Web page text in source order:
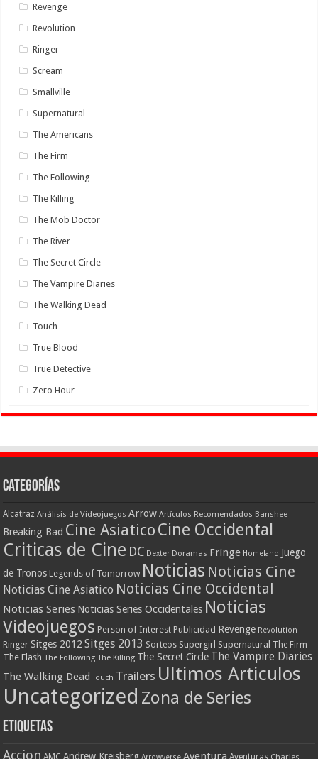
Revenge
Revolution
Ringer
Scream
Smallville
Supernatural
The Americans
The Firm
The Following
The Killing
The Mob Doctor
The River
The Secret Circle
The Vampire Diaries
The Walking Dead
Touch
True Blood
True Detective
Zero Hour
Categorías
Alcatraz Análisis de Videojuegos Arrow Artículos Recomendados Banshee
Breaking Bad Cine AsiaticoCine Occidental
Criticas de Cine DC Dexter Doramas Fringe Homeland Juego
de Tronos Legends of Tomorrow Noticias Noticias Cine
Noticias Cine Asiatico Noticias Cine Occidental
Noticias Series Noticias Series Occidentales Noticias
Videojuegos Person of Interest Publicidad Revenge Revolution
Ringer Sitges 2012 Sitges 2013 Sorteos Supergirl Supernatural The Firm
The Flash The Following The Killing The Secret Circle The Vampire Diaries
The Walking Dead Touch Trailers Ultimos Articulos
Uncategorized Zona de Series
Etiquetas
Accion AMC Andrew Kreisberg Arrowverse Aventura Aventuras Charles